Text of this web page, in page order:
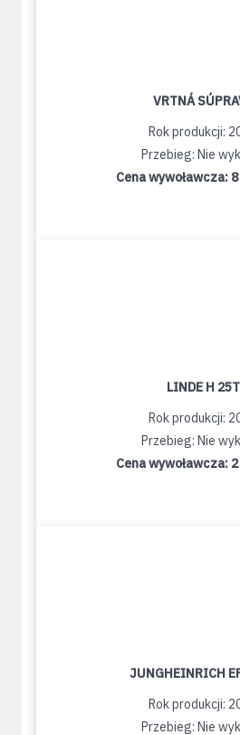
VRTNÁ
Rok produkcji:
Przebieg: Nie
Cena wywoławcza:
LINDE H 25T
Rok produkcji:
Przebieg: Nie
Cena wywoławcza:
JUNGHEINRICH
Rok produkcji:
Przebieg: Nie